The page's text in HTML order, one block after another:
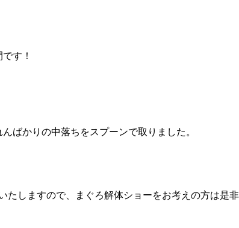
す！
ばかりの中落ちをスプーンで取りました。
しますので、まぐろ解体ショーをお考えの方は是